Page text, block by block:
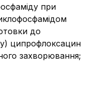
при
до
ципрофлоксацин
захворювання;